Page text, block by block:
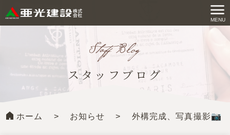
ン
キ
ッ
亜光建設株式会社
MENU
スタッフブログ
ホーム > お知らせ > 外構完成、写真撮影📷